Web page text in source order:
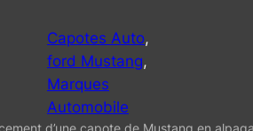
Capotes Auto
ford Mustang
Marques
Automobile
d’une capote de Mustang en